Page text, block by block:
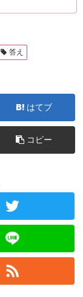
答え
はてブ
コピー